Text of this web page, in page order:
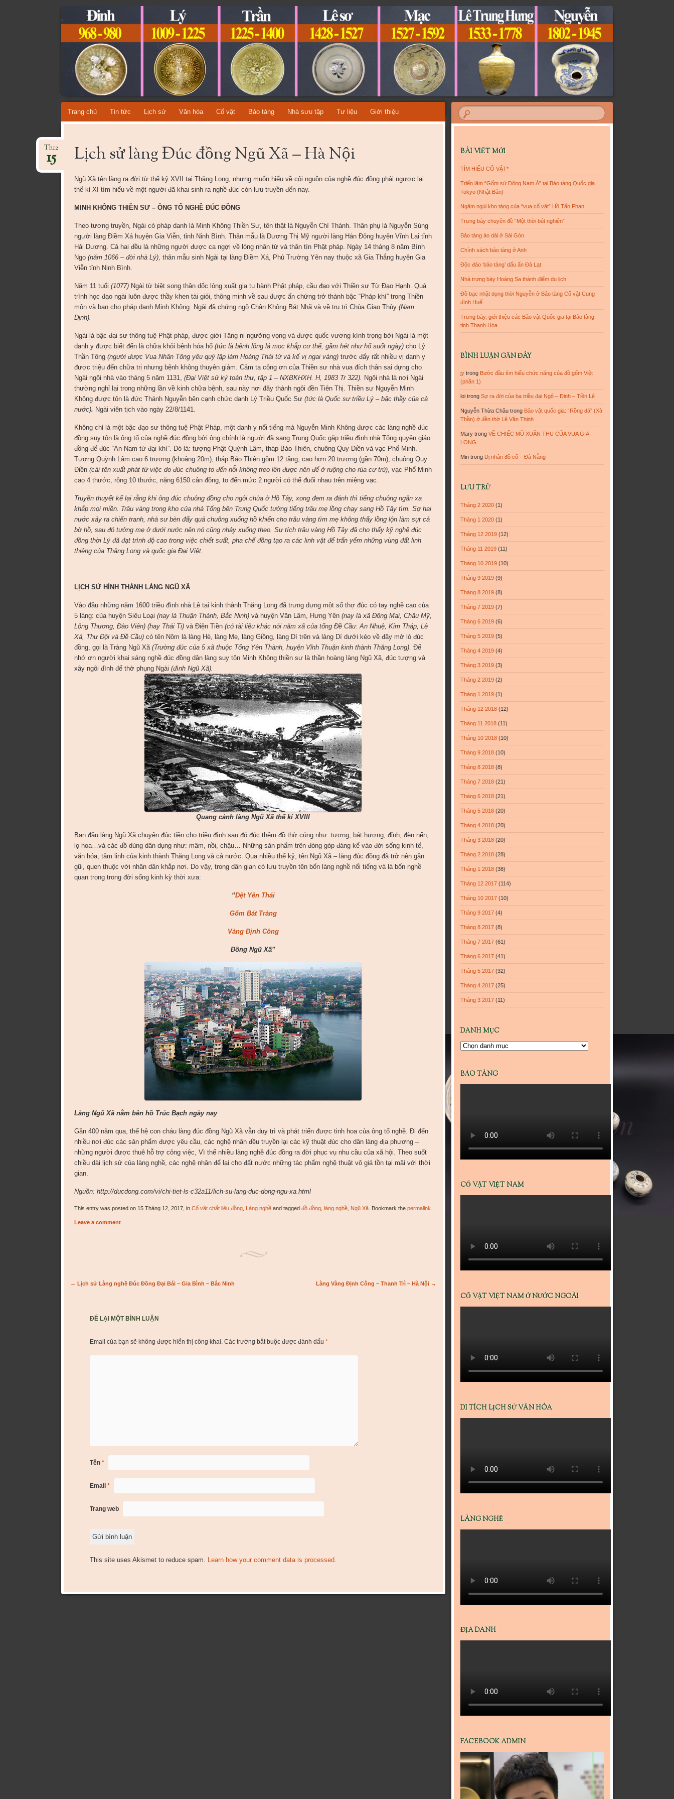
CỔ VẬT VIỆT NAM
TỔNG HỢP CÁC DÒNG CỔ VẬT VIỆT NAM QUA TỪNG THỜI KỲ LỊCH SỬ!
Skip
to
Trang chủ Tin tức Lịch sử Văn hóa Cổ vật Bảo tàng Nhà sưu tập Tư liệu Giới thiệu
Lịch sử làng Đúc đồng Ngũ Xã – Hà Nội
Th12
15
Ngũ Xã tên làng ra đời từ thế kỷ XVII tại Thăng Long, nhưng muốn hiểu về cội nguồn của nghề đúc đồng phải ngược lại
thế kỉ XI tìm hiểu về một người đã khai sinh ra nghề đúc còn lưu truyền đến nay.
MINH KHÔNG THIỀN SƯ – ÔNG TỔ NGHỀ ĐÚC ĐỒNG
Theo tương truyền, Ngài có pháp danh là Minh Không Thiền Sư, tên thật là Nguyễn Chí Thành. Thân phụ là Nguyễn Sùng
người làng Điềm Xá huyện Gia Viễn, tỉnh Ninh Bình. Thân mẫu là Dương Thị Mỹ người làng Hán Đông huyện Vĩnh Lại tỉnh
Hải Dương. Cả hai đều là những người được ca ngợi về lòng nhân từ và thân tín Phật pháp. Ngày 14 tháng 8 năm Bính
Ngọ (năm 1066– đời nhà Lý), thân mẫu sinh Ngài tại làng Điềm Xá, Phủ Trường Yên nay thuộc xã Gia Thắng huyện Gia
Viễn tỉnh Ninh Bình.
Năm 11 tuổi (1077)Ngài từ biệt song thân dốc lòng xuất gia tu hành Phật pháp, cầu đạo với Thiền sư Từ Đạo Hạnh. Quá
trình học đạo ngài luôn được thầy khen tài giỏi, thông minh về sau được ấn chứng trở thành bậc “Pháp khí” trong Thiền
môn và ban cho pháp danh Minh Không. Ngài đã chứng ngộ Chân Không Bát Nhã và về trụ trì Chùa Giao Thủy (Nam
Định).
Ngài là bậc đại sư thông tuệ Phật pháp, được giới Tăng ni ngưỡng vọng và được quốc vương kính trọng bởi Ngài là một
danh y được biết đến là chữa khỏi bệnh hóa hổ (tức là bệnh lông lá mọc khắp cơ thể, gầm hét như hổ suốt ngày)cho Lý
Thần Tông (người được Vua NhânTông yêu quý lập làm Hoàng Thái tử và kế vị ngai vàng)trước đấy rất nhiều vị danh y
được triệu đến chữa trị nhưng bệnh không thuyên giảm. Cảm tạ công ơn của Thiền sư nhà vua đích thân sai dựng cho
Ngài ngôi nhà vào tháng 5 năm 1131, (Đại Việt sử ký toàn thư, tập 1 – NXBKHXH. H, 1983 Tr 322). Ngôi nhà là nơi Ngài
thường nghỉ lại trong những lần về kinh chữa bệnh, sau này nơi đây thành ngôi đền Tiên Thị. Thiền sư Nguyễn Minh
Không được tôn là đức Thánh Nguyễn bên cạnh chức danh Lý Triều Quốc Sư (tức là Quốc sư triều Lý – bậc thầy của cả
nước). Ngài viên tịch vào ngày 22/8/1141.
Không chỉ là một bậc đạo sư thông tuệ Phật Pháp, một danh y nổi tiếng mà Nguyễn Minh Không được các làng nghề đúc
đồng suy tôn là ông tổ của nghề đúc đồng bởi ông chính là người đã sang Trung Quốc gặp triều đình nhà Tống quyên giáo
đồng để đúc “An Nam tứ đại khí”. Đó là: tượng Phật Quỳnh Lâm, tháp Báo Thiên, chuông Quy Điền và vạc Phổ Minh.
Tượng Quỳnh Lâm cao 6 trượng (khoảng 20m), tháp Báo Thiên gồm 12 tầng, cao hơn 20 trượng (gần 70m), chuông Quy
Điền (cái tên xuất phát từ việc do đúc chuông to đến nỗi không treo lên được nên để ở ruộng cho rùa cư trú), vạc Phổ Minh
cao 4 thước, rộng 10 thước, nặng 6150 cân đồng, to đến mức 2 người có thể đuổi nhau trên miệng vạc.
Truyền thuyết kể lại rằng khi ông đúc chuông đồng cho ngôi chùa ở Hồ Tây, xong đem ra đánh thì tiếng chuông ngân xa
khắp mọi miền. Trâu vàng trong kho của nhà Tống bên Trung Quốc tưởng tiếng trâu mẹ lồng chạy sang Hồ Tây tìm. Sợ hai
nước xảy ra chiến tranh, nhà sư bèn đẩy quả chuông xuống hồ khiến cho trâu vàng tìm mẹ không thấy lồng lộn làm sụt cả
bờ hồ, sau đó tưởng mẹ ở dưới nước nên nó cũng nhảy xuống theo. Sự tích trâu vàng Hồ Tây đã cho thấy kỹ nghệ đúc
đồng thời Lý đã đạt trình độ cao trong việc chiết suất, pha chế đồng tạo ra các linh vật để trấn yểm những vùng đất linh
thiêng của Thăng Long và quốc gia Đại Việt.
LỊCH SỬ HÌNH THÀNH LÀNG NGŨ XÃ
Vào đầu những năm 1600 triều đình nhà Lê tại kinh thành Thăng Long đã trưng dựng một số thợ đúc có tay nghề cao của
5 làng: của huyện Siêu Loại (nay là Thuận Thành, Bắc Ninh) và huyện Văn Lâm, Hưng Yên(nay là xã Đông Mai, Châu Mỹ,
Lộng Thương, Đào Viên) (hay Thái Ti)và Điện Tiền (có tài liệu khác nói năm xã của tổng Đề Cầu: An Nhuệ, Kim Tháp, Lê
Xá, Thư Đội và Đề Cầu)có tên Nôm là làng Hè, làng Me, làng Giồng, làng Dí trên và làng Dí dưới kéo về đây mở lò đúc
đồng, gọi là Tràng Ngũ Xã(Trường đúc của 5 xã thuộc Tổng Yên Thành, huyện Vĩnh Thuận kinh thành Thăng Long). Để
nhớ ơn người khai sáng nghề đúc đồng dân làng suy tôn Minh Không thiền sư là thần hoàng làng Ngũ Xã, đúc tượng và
xây ngôi đình để thờ phụng Ngài (đình Ngũ Xã).
Quang cảnh làng Ngũ Xã thế kỉ XVIII
Ban đầu làng Ngũ Xã chuyên đúc tiền cho triều đình sau đó đúc thêm đồ thờ cúng như: tượng, bát hương, đỉnh, đèn nến,
lọ hoa…và các đồ dùng dân dụng như: mâm, nồi, chậu… Những sản phẩm trên đóng góp đáng kể vào đời sống kinh tế,
văn hóa, tâm linh của kinh thành Thăng Long và cả nước. Qua nhiều thế kỷ, tên Ngũ Xã – làng đúc đồng đã trở nên gần
gũi, quen thuộc với nhân dân khắp nơi. Do vậy, trong dân gian có lưu truyền tên bốn làng nghề nổi tiếng và là bốn nghề
quan trọng trong đời sống kinh kỳ thời xưa:
“Dệt Yên Thái
Gốm Bát Tràng
Vàng Định Công
Đồng Ngũ Xã”
Làng Ngũ Xã nằm bên hồ Trúc Bạch ngày nay
Gần 400 năm qua, thế hệ con cháu làng đúc đồng Ngũ Xã vẫn duy trì và phát triển được tinh hoa của ông tổ nghề. Đi đến
nhiều nơi đúc các sản phẩm được yêu cầu, các nghệ nhân đều truyền lại các kỹ thuật đúc cho dân làng địa phương –
những người được thuê hỗ trợ công việc, Vì thế nhiều làng nghề đúc đồng ra đời phục vụ nhu cầu của xã hội. Theo suốt
chiều dài lịch sử của làng nghề, các nghệ nhân để lại cho đất nước những tác phẩm nghệ thuật vô giá tồn tại mãi với thời
gian.
Nguồn: http://ducdong.com/vi/chi-tiet-ls-c32a11/lich-su-lang-duc-dong-ngu-xa.html
This entry was posted on 15 Tháng 12, 2017, in Cổ vật chất liệu đồng, Làng nghềand tagged đồ đồng, làng nghề, Ngũ Xã. Bookmark the permalink
Leave a comment
Post navigation
← Lịch sử Làng nghề Đúc Đồng Đại Bái – Gia Bình – Bắc Ninh Làng Vàng Định Công – Thanh Trì – Hà Nội →
ĐỂ LẠI MỘT BÌNH LUẬN
Email của bạn sẽ không được hiển thị công khai. Các trường bắt buộc được đánh dấu *
Tên *
Email *
Trang web
This site uses Akismet to reduce spam. Learn how your comment data is processed.
BÀI VIẾT MỚI
TÌM HIỂU CỔ VẬT*
Triển lãm “Gốm sứ Đông Nam Á” tại Bảo tàng Quốc gia
Tokyo (Nhật Bản)
Ngậm ngùi kho tàng của “vua cổ vật” Hồ Tấn Phan
Trưng bày chuyên đề “Một thời bút nghiên”
Bảo tàng áo dài ở Sài Gòn
Chính sách bảo tàng ở Anh
Độc đáo ‘bảo tàng’ dấu ấn Đà Lạt
Nhà trưng bày Hoàng Sa thành điểm du lịch
Đồ bạc nhật dụng thời Nguyễn ở Bảo tàng Cổ vật Cung
đình Huế
Trưng bày, giới thiệu các Bảo vật Quốc gia tại Bảo tàng
tỉnh Thanh Hóa
BÌNH LUẬN GẦN ĐÂY
jy trong Bước đầu tìm hiểu chức năng của đồ gốm Việt
(phần 1)
loi trongSự ra đời của ba triều đại Ngô – Đinh – Tiền Lê
Nguyễn Thừa Châu trong Bảo vật quốc gia: “Rồng đá” (Xà
Thần) ở đền thờ Lê Văn Thịnh
Mary trongVỀ CHIẾC MŨ XUÂN THU CỦA VUA GIA
LONG
Min trong Dị nhân đồ cổ – Đà Nẵng
LƯU TRỮ
Tháng 2 2020 (1)
Tháng 1 2020 (1)
Tháng 12 2019 (12)
Tháng 11 2019 (11)
Tháng 10 2019 (10)
Tháng 9 2019 (9)
Tháng 8 2019 (8)
Tháng 7 2019 (7)
Tháng 6 2019 (6)
Tháng 5 2019 (5)
Tháng 4 2019 (4)
Tháng 3 2019 (3)
Tháng 2 2019 (2)
Tháng 1 2019 (1)
Tháng 12 2018 (12)
Tháng 11 2018 (11)
Tháng 10 2018 (10)
Tháng 9 2018 (10)
Tháng 8 2018 (8)
Tháng 7 2018 (21)
Tháng 6 2018 (21)
Tháng 5 2018 (20)
Tháng 4 2018 (20)
Tháng 3 2018 (20)
Tháng 2 2018 (28)
Tháng 1 2018 (38)
Tháng 12 2017 (114)
Tháng 10 2017 (10)
Tháng 9 2017 (4)
Tháng 8 2017 (8)
Tháng 7 2017 (61)
Tháng 6 2017 (41)
Tháng 5 2017 (32)
Tháng 4 2017 (25)
Tháng 3 2017 (11)
DANH MỤC
Danh
BẢO TÀNG
CỔ VẬT VIỆT NAM
CỔ VẬT VIỆT NAM Ở NƯỚC NGOÀI
DI TÍCH LỊCH SỬ VĂN HÓA
LÀNG NGHỀ
ĐỊA DANH
FACEBOOK ADMIN